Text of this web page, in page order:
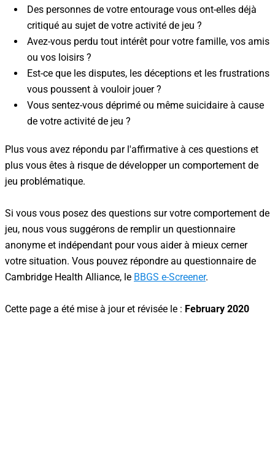
Des personnes de votre entourage vous ont-elles déjà
critiqué au sujet de votre activité de jeu ?
Avez-vous perdu tout intérêt pour votre famille, vos amis
ou vos loisirs ?
Est-ce que les disputes, les déceptions et les frustrations
vous poussent à vouloir jouer ?
Vous sentez-vous déprimé ou même suicidaire à cause
de votre activité de jeu ?
Plus vous avez répondu par l'affirmative à ces questions et
plus vous êtes à risque de développer un comportement de
jeu problématique.
Si vous vous posez des questions sur votre comportement de
jeu, nous vous suggérons de remplir un questionnaire
anonyme et indépendant pour vous aider à mieux cerner
votre situation. Vous pouvez répondre au questionnaire de
Cambridge Health Alliance, le BBGS e-Screener.
Cette page a été mise à jour et révisée le : February 2020